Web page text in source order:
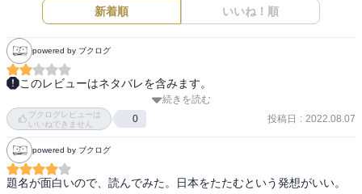
新着順 いいね！順
powered by ブクログ
このレビューはネタバレを含みます。
道州制にもっていこう、都道府県レイヤーをなくそうという話。郡
がなくせたのだからなくせないわけない、というのだが。なんか今
一つ見えてこない。
続きを読む
ブクログレビューは
いいねできません
0 投稿日 : 2022.08.07
powered by ブクログ
題名が面白いので、読んでみた。日本をたたむという発想がいい。